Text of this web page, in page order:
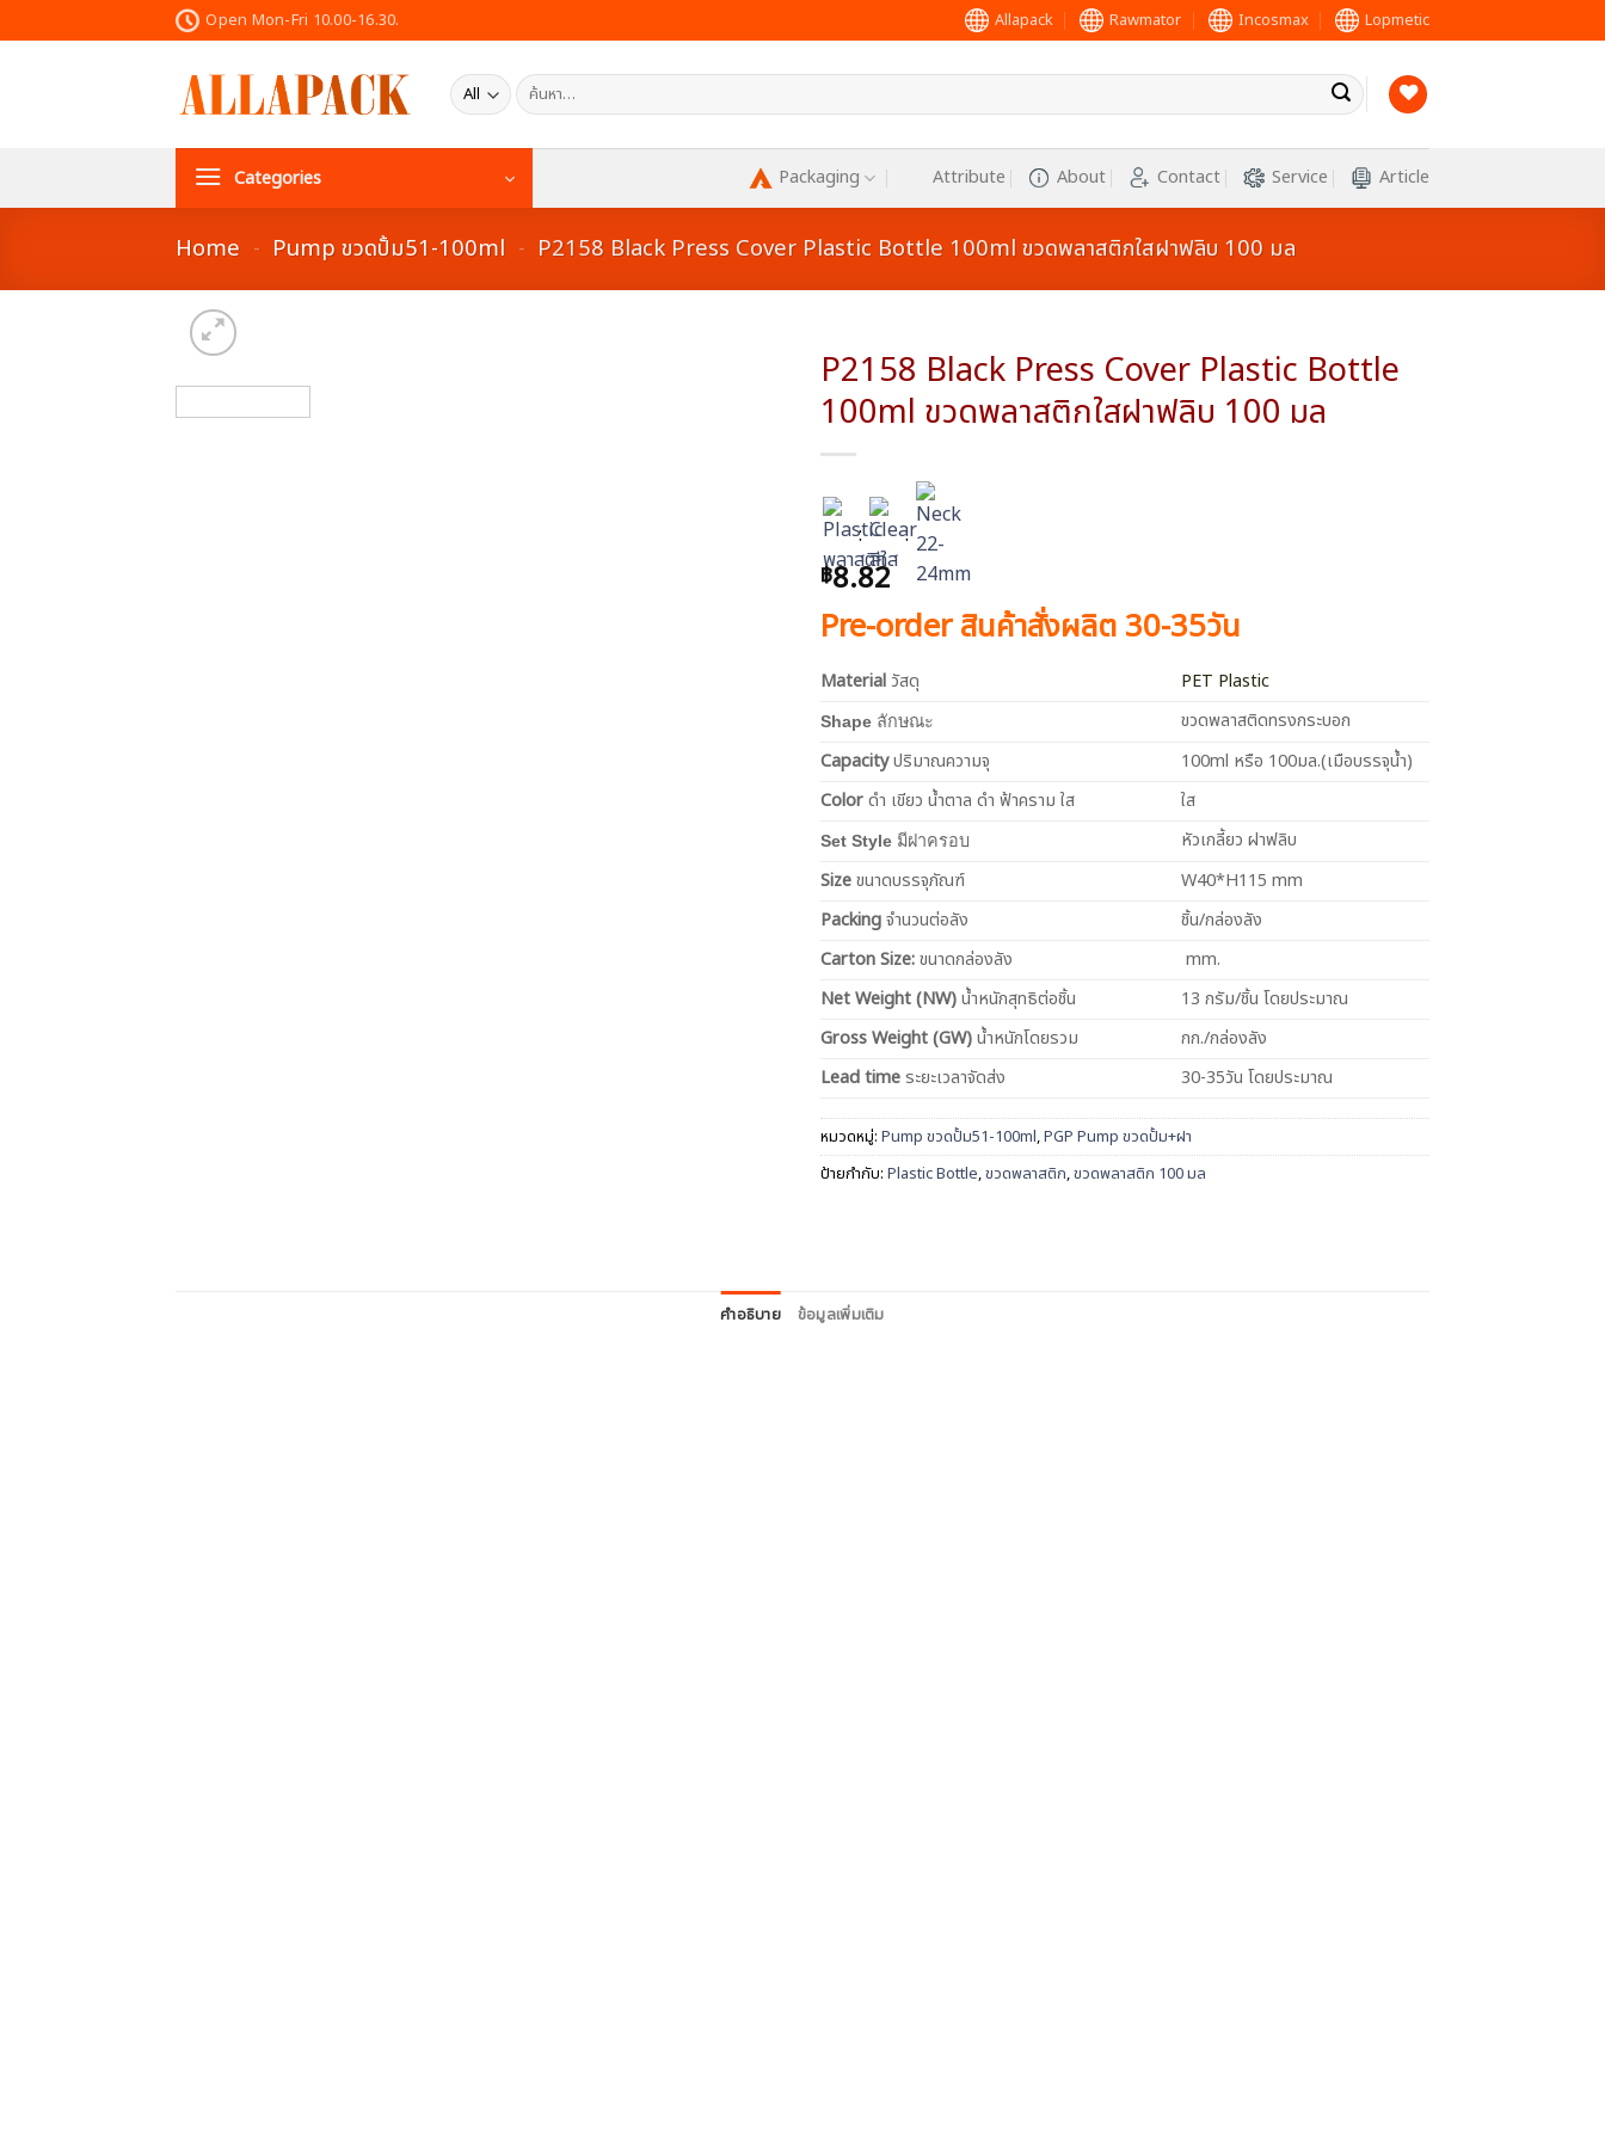
to
Open Mon-Fri 10.00-16.30. Allapack Rawmator Incosmax Lopmetic
ค้นหา:
Categories Packaging Attribute About Contact Service Article
Home - Pump ขวดปั้ม51-100ml - P2158 Black Press Cover Plastic Bottle 100ml ขวดพลาสติกใสฝาฟลิบ 100 มล
P2158 Black Press Cover Plastic Bottle
100ml ขวดพลาสติกใสฝาฟลิบ 100 มล
: :
฿8.82
Pre-order สินค้าสั่งผลิต 30-35วัน
Material วัสดุ PET Plastic
Shape ลักษณะ
ขวดพลาสติดทรงกระบอก
Capacityปริมาณความจุ
100ml หรือ 100มล.(เมือบรรจุน้ำ)
Colorดำ เขียว น้ำตาล ดำ ฟ้าคราม ใส ใส
Set Style มีฝาครอบ
หัวเกลี้ยว ฝาฟลิบ
Sizeขนาดบรรจุภัณฑ์
W40*H115 mm
Packingจำนวนต่อลัง
ชิ้น/กล่องลัง
Carton Size:ขนาดกล่องลัง
mm.
NetWeight (NW)น้ำหนักสุทธิต่อชิ้น
13 กรัม/ชิ้น โดยประมาณ
Gross Weight (GW)น้ำหนักโดยรวม
กก./กล่องลัง
Lead time ระยะเวลาจัดส่ง 30-35วัน โดยประมาณ
หมวดหมู่: Pump ขวดปั้ม51-100ml,PGP Pump ขวดปั้ม+ฝา
ป้ายกำกับ: Plastic Bottle,ขวดพลาสติก,ขวดพลาสติก 100 มล
คำอธิบาย ข้อมูลเพิ่มเติม